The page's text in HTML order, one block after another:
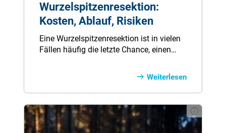
Wurzelspitzenresektion:
Kosten, Ablauf, Risiken
Eine Wurzelspitzenresektion ist in vielen
Fällen häufig die letzte Chance, einen
erhalten. Wie genau die Behandlung der
Wurzelspitzenresektion in jedem Fall zum
Erhalt eines Zahnes geeignet ist und
welche Kosten von der gesetzlichen
Krankenkasse übernommen werden,
Weiterlesen